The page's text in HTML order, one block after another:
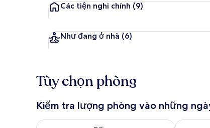
Các tiện nghi chính (9)
Như đang ở nhà (6)
Tùy chọn phòng
Kiểm tra lượng phòng vào những
Kiểm tra lượng phòng tối nay từ thg 8 8 - thg 8 9
Kiểm tra